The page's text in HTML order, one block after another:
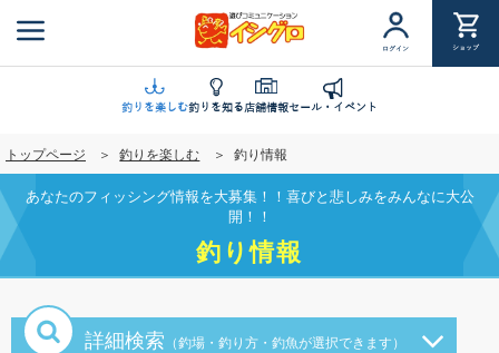
ン
に
移
動
ログイン ショップ
釣りを楽しむ釣りを知る店舗情報セール・イベント
トップページ 釣りを楽しむ 釣り情報
あなたのフィッシング情報を大募集！！喜びと悲しみをみんなに大公
開！！
釣り情報
詳細検索 （釣場・釣り方・釣魚が選択できます）